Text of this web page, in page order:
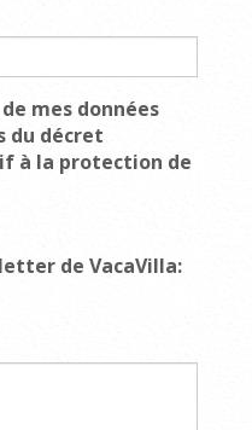
mes données
du décret
à la protection de
de VacaVilla: